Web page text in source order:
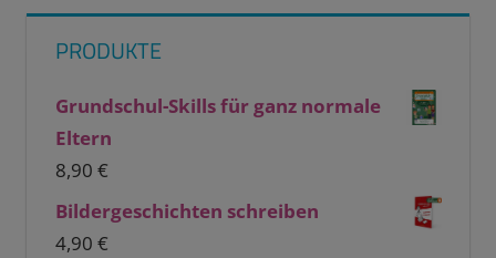
PRODUKTE
Grundschul-Skills für ganz normale
Eltern
8,90 €
Bildergeschichten schreiben
4,90 €